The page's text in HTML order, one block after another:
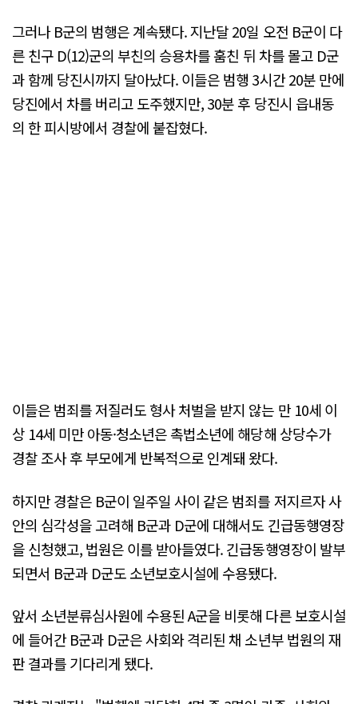
그러나 B군의 범행은 계속됐다. 지난달 20일 오전 B군이 다
른 친구 D(12)군의 부친의 승용차를 훔친 뒤 차를 몰고 D군
과 함께 당진시까지 달아났다. 이들은 범행 3시간 20분 만에
당진에서 차를 버리고 도주했지만, 30분 후 당진시 읍내동
의 한 피시방에서 경찰에 붙잡혔다.
이들은 범죄를 저질러도 형사 처벌을 받지 않는 만 10세 이
상 14세 미만 아동·청소년은 촉법소년에 해당해 상당수가
경찰 조사 후 부모에게 반복적으로 인계돼 왔다.
하지만 경찰은 B군이 일주일 사이 같은 범죄를 저지르자 사
안의 심각성을 고려해 B군과 D군에 대해서도 긴급동행영장
을 신청했고, 법원은 이를 받아들였다. 긴급동행영장이 발부
되면서 B군과 D군도 소년보호시설에 수용됐다.
앞서 소년분류심사원에 수용된 A군을 비롯해 다른 보호시설
에 들어간 B군과 D군은 사회와 격리된 채 소년부 법원의 재
판 결과를 기다리게 됐다.